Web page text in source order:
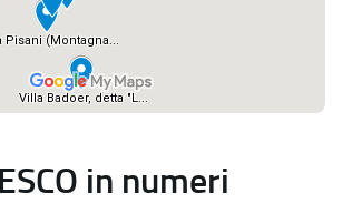
in numeri